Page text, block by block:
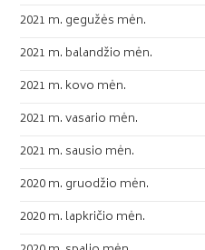
2021 m. gegužės mėn.
2021 m. balandžio mėn.
2021 m. kovo mėn.
2021 m. vasario mėn.
2021 m. sausio mėn.
2020 m. gruodžio mėn.
2020 m. lapkričio mėn.